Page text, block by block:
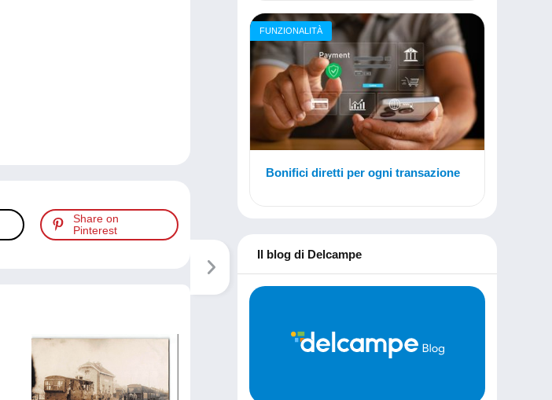
Share on
Pinterest
FUNZIONALITÀ
Bonifici diretti per ogni transazione
Il blog di Delcampe